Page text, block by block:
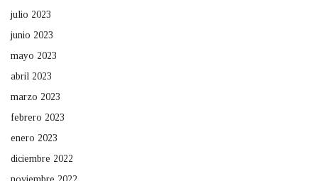
julio 2023
junio 2023
mayo 2023
abril 2023
marzo 2023
febrero 2023
enero 2023
diciembre 2022